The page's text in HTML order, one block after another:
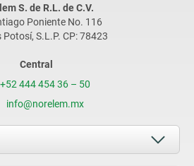
S. de R.L. de C.V.
Poniente No. 116
Potosí, S.L.P. CP: 78423
Central
+52 444 454 36 – 50
info@norelem.mx